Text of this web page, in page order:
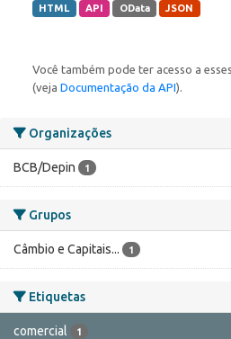
Organizações
BCB/Depin 1
Grupos
Câmbio e Capitais... 1
Etiquetas
comercial 1
HTML API OData JSON
Você também pode ter acesso a
(veja Documentação da API).